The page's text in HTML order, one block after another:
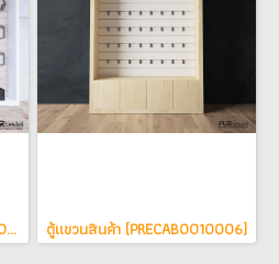
ตู้แขวนสินค้าติดผนัง ( PRECAB0010001 ) ตู้แขวนสินค้า (PRECAB0010006)